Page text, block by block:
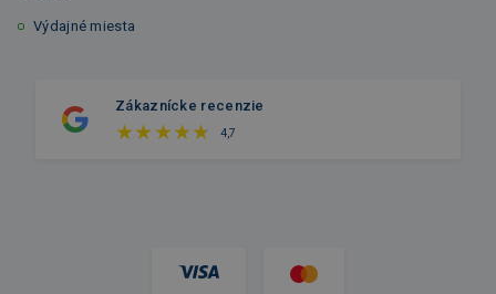
Výdajné miesta
Zákaznícke recenzie
4,7